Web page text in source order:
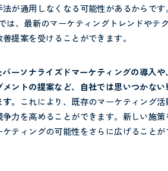
が通用しなくなる可能性があるからです
は、最新のマーケティングトレンドやテ
提案を受けることができます。
ーソナライズドマーケティングの導入や
ントの提案など、自社では思いつかない
。 これにより、既存のマーケティング活
力を高めることができます。新しい施策
ケティングの可能性をさらに広げることが